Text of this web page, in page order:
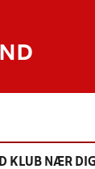
KLUB NÆR